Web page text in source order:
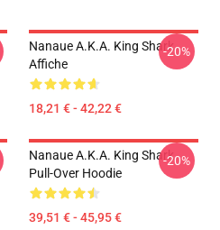
Nanaue A.K.A. King Shark
Affiche
18,21 € - 42,22 €
-20%
Nanaue A.K.A. King Shark
Pull-Over Hoodie
39,51 € - 45,95 €
-20%